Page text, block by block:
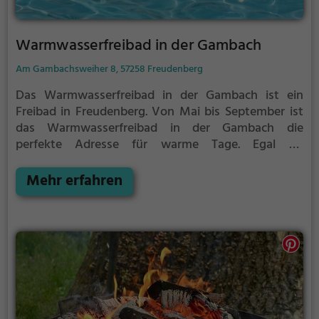
Warmwasserfreibad in der Gambach
Am Gambachsweiher 8, 57258 Freudenberg
Das Warmwasserfreibad in der Gambach ist ein
Freibad in Freudenberg. Von Mai bis September ist
das Warmwasserfreibad in der Gambach die
perfekte Adresse für warme Tage. Egal ob
einfach mit Freunden - im Warmwasserfreibad in der
Gambach kommt jeder auf seine Kosten. Bei gutem
Warmwasserfreibad in der Gambach auch verlängert
werden. Informationen hierzu findest du auf der
Website.
Mehr erfahren